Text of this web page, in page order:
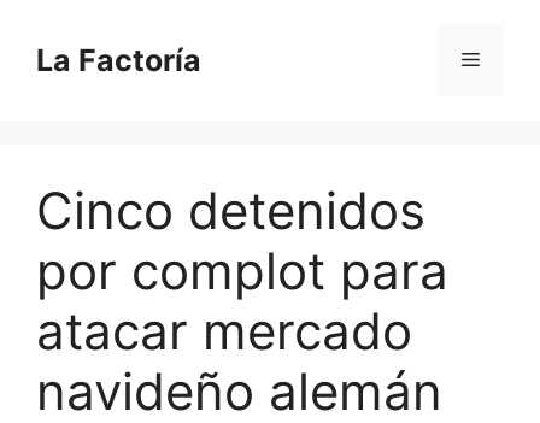
contenido
La Factoría Menú
Cinco detenidos
por complot para
atacar mercado
navideño alemán